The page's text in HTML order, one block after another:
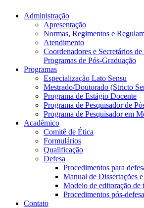
Administração
Apresentação
Normas, Regimentos e
Atendimento
Coordenadores e Secretários
Programas de Pós-Graduação
Programas
Especialização Lato Sensu
Mestrado/Doutorado (Stricto
Programa de Estágio Docente
Programa de Pesquisador de
Programa de Pesquisador em
Acadêmico
Comitê de Ética
Formulários
Qualificação
Defesa
Procedimentos para
Manual de Dissertações e
Modelo de editoração de
Procedimentos pós-defesa
Contato